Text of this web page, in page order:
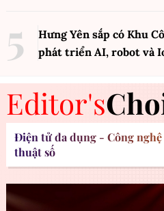
Hưng Yên sắp có Khu
phát triển AI, robot và
Editor's
Điện tử đa dụng - Công
thuật số